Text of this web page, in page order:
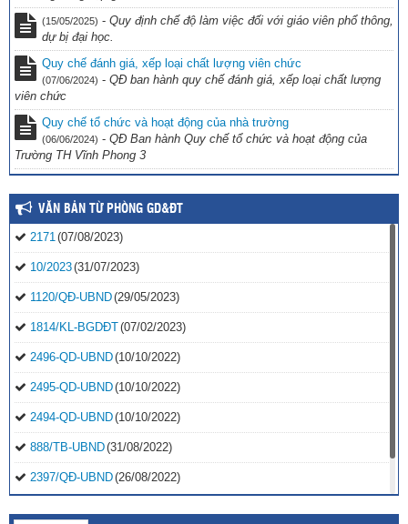
(15/05/2025) - Quy định chế độ làm việc đối với giáo viên phổ thông,
dự bị đại học.
Quy chế đánh giá, xếp loại chất lượng viên chức
(07/06/2024) - QĐ ban hành quy chế đánh giá, xếp loại chất lượng
viên chức
Quy chế tổ chức và hoạt động của nhà trường
(06/06/2024) - QĐ Ban hành Quy chế tổ chức và hoạt động của
Trường TH Vĩnh Phong 3
VĂN BẢN TỪ PHÒNG GD&ĐT
2171(07/08/2023)
10/2023(31/07/2023)
1120/QĐ-UBND(29/05/2023)
1814/KL-BGDĐT(07/02/2023)
2496-QD-UBND(10/10/2022)
2495-QD-UBND(10/10/2022)
2494-QD-UBND(10/10/2022)
888/TB-UBND(31/08/2022)
2397/QĐ-UBND(26/08/2022)